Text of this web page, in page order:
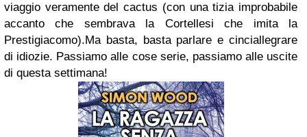
viaggio veramente del cactus (con una tizia improbabile
accanto che sembrava la Cortellesi che imita la
Prestigiacomo).Ma basta, basta parlare e cinciallegrare
di idiozie. Passiamo alle cose serie, passiamo alle uscite
di questa settimana!